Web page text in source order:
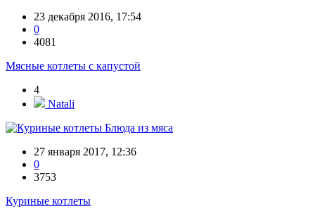
23 декабря 2016, 17:54
0
4081
Мясные котлеты с капустой
4
Natali
Блюда из мяса
27 января 2017, 12:36
0
3753
Куриные котлеты